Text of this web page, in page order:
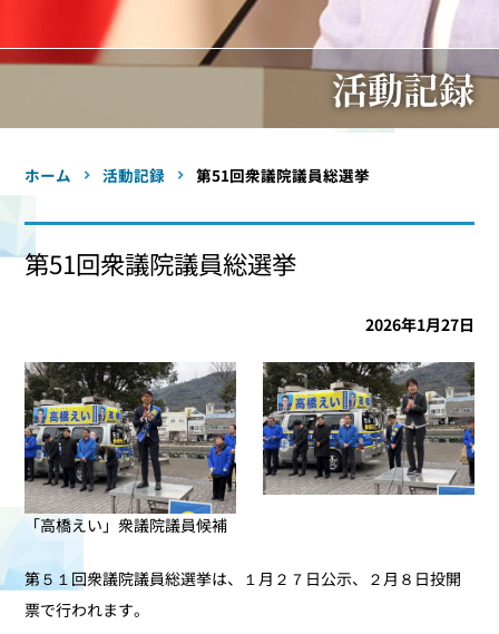
活動記録
ホーム 活動記録 第51回衆議院議員総選挙
第51回衆議院議員総選挙
2026年1月27日
「高橋えい」衆議院議員候補
第５１回衆議院議員総選挙は、１月２７日公示、２月８日投開
票で行われます。